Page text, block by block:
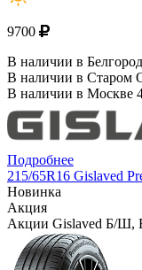
9700
В наличии в
В наличии в Старом
В наличии в Москве
Подробнее
215/65R16 Gislaved
Новинка
Акция
Акции Gislaved Б/Ш,